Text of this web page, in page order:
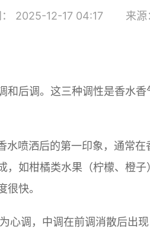
： 2025-12-17 04:17 来源
和后调。这三种调性是香水
喷洒后的第一印象，通常
，如柑橘类水果（柠檬、橙
很快。
心调，中调在前调消散后出